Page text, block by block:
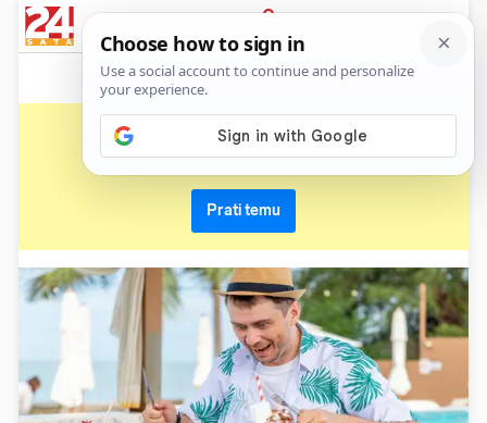
PRIJAVA
News
bonton
Prati temu